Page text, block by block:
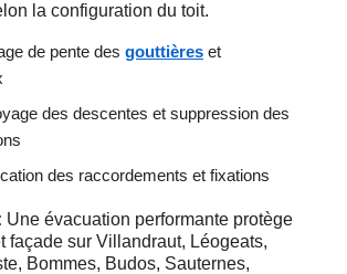
la configuration du toit.
de pente des gouttières et
des descentes et suppression des
des raccordements et fixations
Une évacuation performante protège
façade sur Villandraut, Léogeats,
Bommes, Budos, Sauternes,